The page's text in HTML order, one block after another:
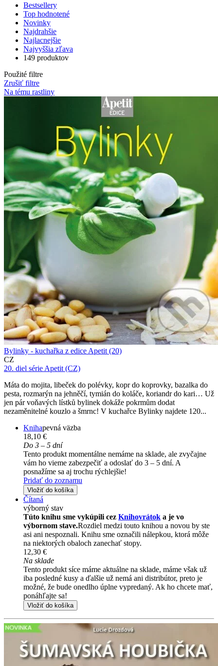
Bestsellery
Top hodnotené
Novinky
Najdrahšie
Najlacnejšie
Najvyššia zľava
149 produktov
Použité filtre
Zrušiť filtre
Na tému rastliny
Bylinky - kuchařka z edice Apetit (20)
CZ
20. diel série Apetit (CZ)
Máta do mojita, libeček do polévky, kopr do koprovky, bazalka do
pesta, rozmarýn na jehněčí, tymián do koláče, koriandr do kari… Už
jen pár voňavých lístků bylinek dokáže pokrmům dodat
nezaměnitelné kouzlo a šmrnc! V kuchařce Bylinky najdete 120...
Knihapevná väzba
18,10 €
Do 3 – 5 dní
Tento produkt momentálne nemáme na sklade, ale zvyčajne
vám ho vieme zabezpečiť a odoslať do 3 – 5 dní. A
posnažíme sa aj trochu rýchlejšie!
Pridať do zoznamu
Vložiť do košíka
Čítaná
výborný stav
Túto knihu sme vykúpili cez Knihovrátok a je vo
výbornom stave.Rozdiel medzi touto knihou a novou by ste
asi ani nespoznali. Knihu sme označili nálepkou, ktorá môže
na niektorých obaloch zanechať stopy.
12,30 €
Na sklade
Tento produkt síce máme aktuálne na sklade, máme však už
iba posledné kusy a ďalšie už nemá ani distribútor, preto je
možné, že bude onedlho úplne vypredaný. Ak ho chcete mať,
ponáhľajte sa!
Vložiť do košíka